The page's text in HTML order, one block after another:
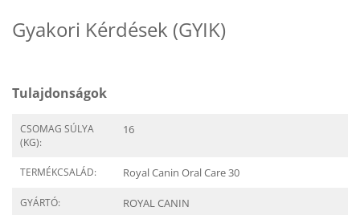
Gyakori Kérdések (GYIK)
Tulajdonságok
CSOMAG SÚLYA
(KG):
16
TERMÉKCSALÁD: Royal Canin Oral Care 30
GYÁRTÓ: ROYAL CANIN